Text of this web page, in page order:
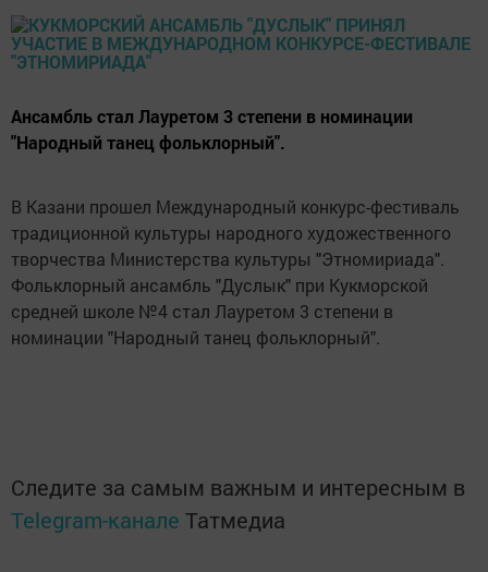
Ансамбль стал Лауретом 3 степени в номинации
"Народный танец фольклорный".
В Казани прошел Международный конкурс-фестиваль
традиционной культуры народного художественного
творчества Министерства культуры "Этномириада".
Фольклорный ансамбль "Дуслык" при Кукморской
средней школе №4 стал Лауретом 3 степени в
номинации "Народный танец фольклорный".
Следите за самым важным и интересным в
Telegram-канале Татмедиа